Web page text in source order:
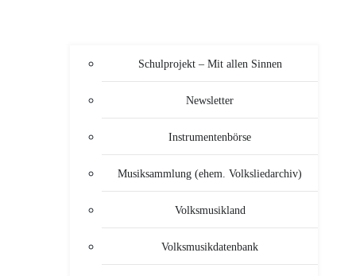
Schulprojekt – Mit allen Sinnen
Newsletter
Instrumentenbörse
Musiksammlung (ehem. Volksliedarchiv)
Volksmusikland
Volksmusikdatenbank